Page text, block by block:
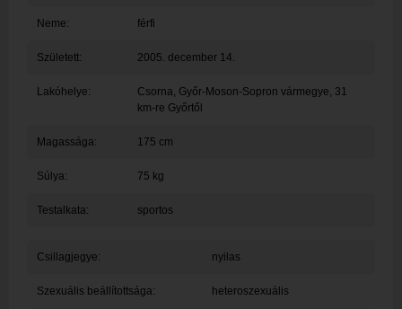
Neme: férfi
Született: 2005. december 14.
Lakóhelye: Csorna, Győr-Moson-Sopron vármegye, 31
km-re Győrtől
Magassága: 175 cm
Súlya: 75 kg
Testalkata: sportos
Csillagjegye: nyilas
Szexuális beállítottsága: heteroszexuális